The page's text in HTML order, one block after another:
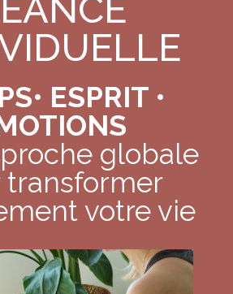
ESPRIT •
globale
transformer
votre vie